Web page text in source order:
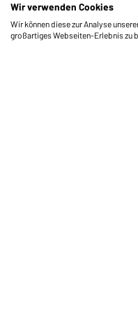
Wir verwenden Cookies
Wir können diese zur Analyse
großartiges Webseiten-Erlebnis zu